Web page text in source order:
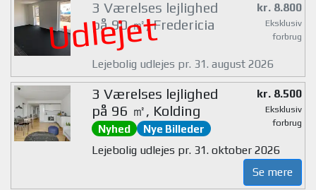
Udlejet
3 Værelses lejlighed
på 90 ㎡, Fredericia
kr. 8.800
Eksklusiv
forbrug
Lejebolig udlejes pr. 31. august 2026
3 Værelses lejlighed
på 96 ㎡, Kolding
Nyhed Nye Billeder
kr. 8.500
Eksklusiv
forbrug
Lejebolig udlejes pr. 31. oktober 2026
Se mere